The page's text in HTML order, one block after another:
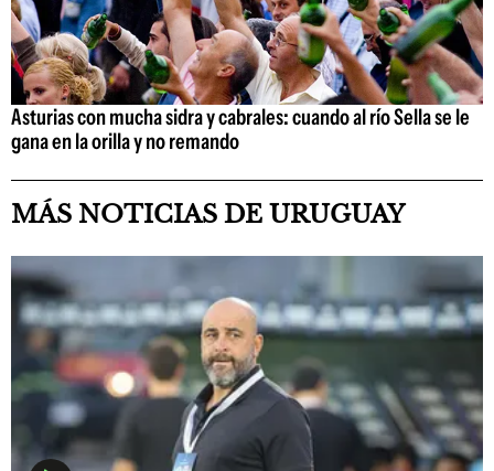
Asturias con mucha sidra y cabrales: cuando al río Sella se le
gana en la orilla y no remando
MÁS NOTICIAS DE URUGUAY